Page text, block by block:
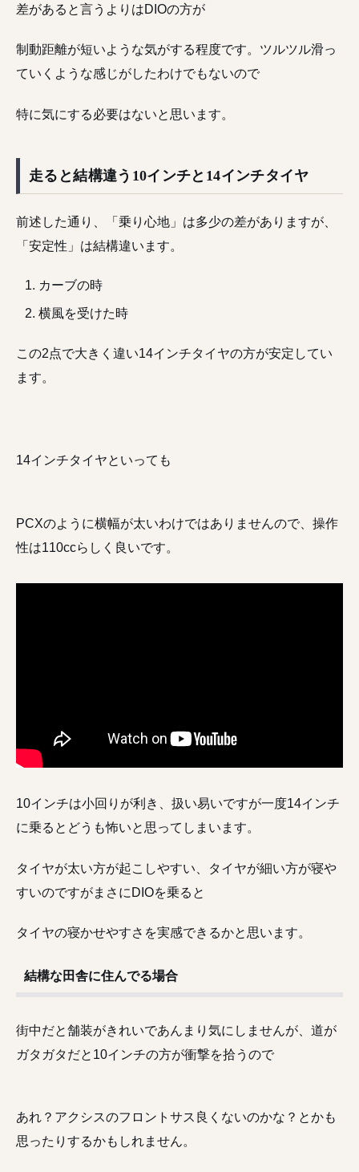
差があると言うよりはDIOの方が
制動距離が短いような気がする程度です。ツルツル滑っ
ていくような感じがしたわけでもないので
特に気にする必要はないと思います。
走ると結構違う10インチと14インチタイヤ
前述した通り、「乗り心地」は多少の差がありますが、
「安定性」は結構違います。
カーブの時
横風を受けた時
この2点で大きく違い14インチタイヤの方が安定してい
ます。
14インチタイヤといっても
PCXのように横幅が太いわけではありませんので、操作
性は110ccらしく良いです。
10インチは小回りが利き、扱い易いですが一度14インチ
に乗るとどうも怖いと思ってしまいます。
タイヤが太い方が起こしやすい、タイヤが細い方が寝や
すいのですがまさにDIOを乗ると
タイヤの寝かせやすさを実感できるかと思います。
結構な田舎に住んでる場合
街中だと舗装がきれいであんまり気にしませんが、道が
ガタガタだと10インチの方が衝撃を拾うので
あれ？アクシスのフロントサス良くないのかな？とかも
思ったりするかもしれません。